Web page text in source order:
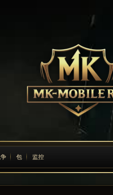
包 监控